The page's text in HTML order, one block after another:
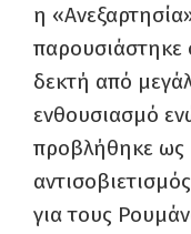
η
παρουσιάστηκε
δεκτή από
ενθουσιασμό
προβλήθηκε ως
για τους